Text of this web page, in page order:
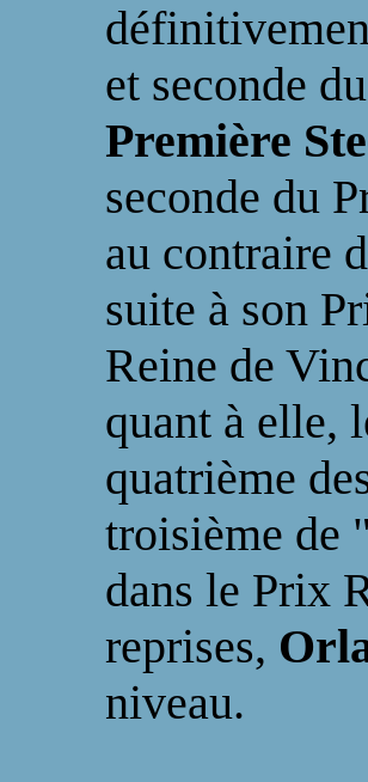
et seconde
Première
seconde du
au contraire
suite à son
Reine de
quant à elle,
quatrième
troisième de
dans le Prix
reprises,
niveau.